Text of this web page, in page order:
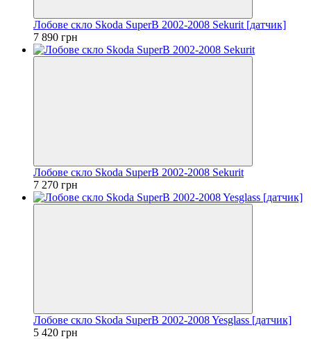
Лобове скло Skoda SuperB 2002-2008 Sekurit [датчик]
7 890 грн
Лобове скло Skoda SuperB 2002-2008 Sekurit
7 270 грн
Лобове скло Skoda SuperB 2002-2008 Yesglass [датчик]
5 420 грн